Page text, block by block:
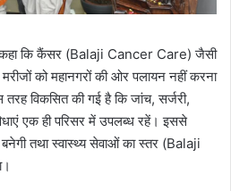
कहा कि कैंसर (Balaji Cancer Care) जैसी
को महानगरों की ओर पलायन नहीं करना
विकसित की गई है कि जांच, सर्जरी,
एक ही परिसर में उपलब्ध रहें। इससे
तथा स्वास्थ्य सेवाओं का स्तर (Balaji